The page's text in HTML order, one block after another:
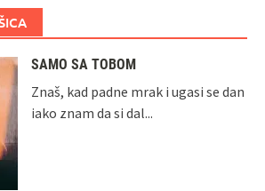
SAMO SA TOBOM
Znaš, kad padne mrak i ugasi se dan
iako znam da si dal...